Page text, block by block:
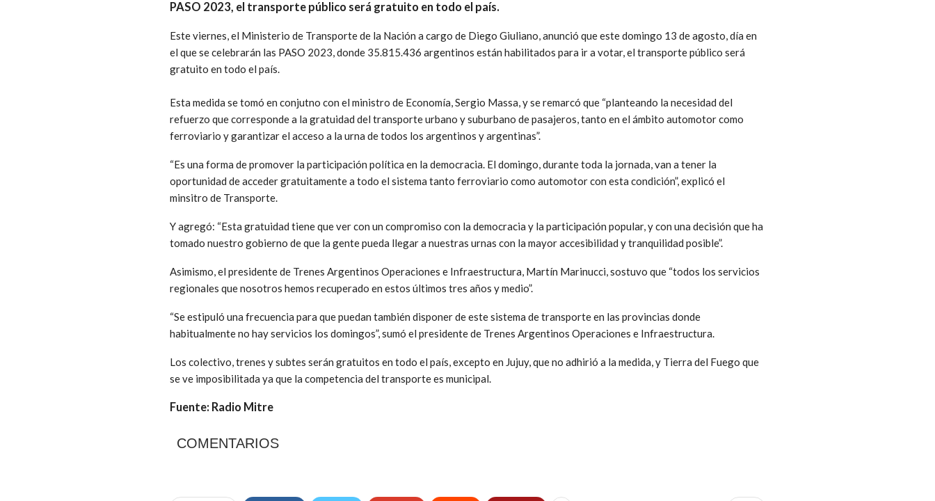
PASO 2023, el transporte público será gratuito en todo el país.
Este viernes, el Ministerio de Transporte de la Nación a cargo de Diego Giuliano, anunció que este domingo 13 de agosto, día en
el que se celebrarán las PASO 2023, donde 35.815.436 argentinos están habilitados para ir a votar, el transporte público será
gratuito en todo el país.
Esta medida se tomó en conjutno con el ministro de Economía, Sergio Massa, y se remarcó que “planteando la necesidad del
refuerzo que corresponde a la gratuidad del transporte urbano y suburbano de pasajeros, tanto en el ámbito automotor como
ferroviario y garantizar el acceso a la urna de todos los argentinos y argentinas”.
“Es una forma de promover la participación política en la democracia. El domingo, durante toda la jornada, van a tener la
oportunidad de acceder gratuitamente a todo el sistema tanto ferroviario como automotor con esta condición”, explicó el
minsitro de Transporte.
Y agregó: “Esta gratuidad tiene que ver con un compromiso con la democracia y la participación popular, y con una decisión que ha
tomado nuestro gobierno de que la gente pueda llegar a nuestras urnas con la mayor accesibilidad y tranquilidad posible”.
Asimismo, el presidente de Trenes Argentinos Operaciones e Infraestructura, Martín Marinucci, sostuvo que “todos los servicios
regionales que nosotros hemos recuperado en estos últimos tres años y medio”.
“Se estipuló una frecuencia para que puedan también disponer de este sistema de transporte en las provincias donde
habitualmente no hay servicios los domingos”, sumó el presidente de Trenes Argentinos Operaciones e Infraestructura.
Los colectivo, trenes y subtes serán gratuitos en todo el país, excepto en Jujuy, que no adhirió a la medida, y Tierra del Fuego que
se ve imposibilitada ya que la competencia del transporte es municipal.
Fuente: Radio Mitre
COMENTARIOS